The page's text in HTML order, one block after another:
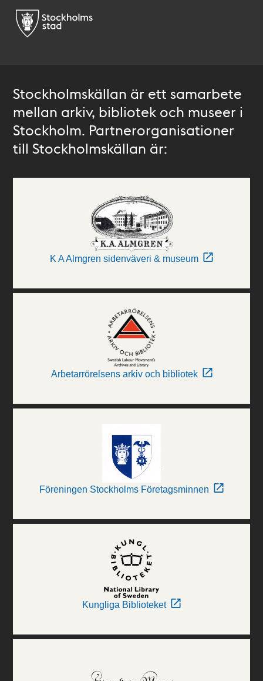
Stockholmskällan är ett samarbete
mellan arkiv, bibliotek och museer i
Stockholm. Partnerorganisationer
till Stockholmskällan är:
K A Almgren sidenväveri & museum
Arbetarrörelsens arkiv och bibliotek
Föreningen Stockholms Företagsminnen
Kungliga Biblioteket